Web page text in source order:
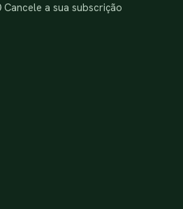
Cancele a sua subscrição